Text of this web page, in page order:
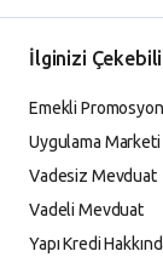
İlginizi
Emekli Promosyon
Uygulama Marketi
Vadesiz Mevduat
Vadeli Mevduat
Yapı Kredi